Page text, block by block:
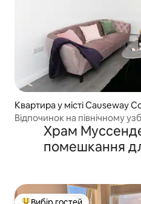
Квартира у місті Causeway
Відпочинок на північному
пропозиції;бронюйте
Храм
помешкання